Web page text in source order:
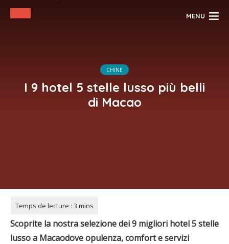
MENU
CHINE
I 9 hotel 5 stelle lusso più belli
di Macao
Scoprite la nostra selezione dei 9 migliori hotel 5 stelle
lusso a Macaodove opulenza, comfort e servizi